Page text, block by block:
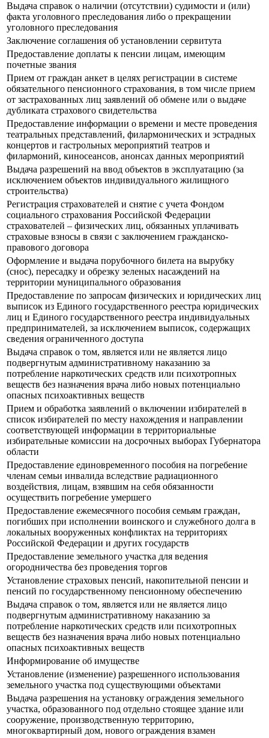
Выдача справок о наличии (отсутствии) судимости и (или)
факта уголовного преследования либо о прекращении
уголовного преследования
Заключение соглашения об установлении сервитута
Предоставление доплаты к пенсии лицам, имеющим
почетные звания
Прием от граждан анкет в целях регистрации в системе
обязательного пенсионного страхования, в том числе прием
от застрахованных лиц заявлений об обмене или о выдаче
дубликата страхового свидетельства
Предоставление информации о времени и месте проведения
театральных представлений, филармонических и эстрадных
концертов и гастрольных мероприятий театров и
филармоний, киносеансов, анонсах данных мероприятий
Выдача разрешений на ввод объектов в эксплуатацию (за
исключением объектов индивидуального жилищного
строительства)
Регистрация страхователей и снятие с учета Фондом
социального страхования Российской Федерации
страхователей – физических лиц, обязанных уплачивать
страховые взносы в связи с заключением гражданско-
правового договора
Оформление и выдача порубочного билета на вырубку
(снос), пересадку и обрезку зеленых насаждений на
территории муниципального образования
Предоставление по запросам физических и юридических лиц
выписок из Единого государственного реестра юридических
лиц и Единого государственного реестра индивидуальных
предпринимателей, за исключением выписок, содержащих
сведения ограниченного доступа
Выдача справок о том, является или не является лицо
подвергнутым административному наказанию за
потребление наркотических средств или психотропных
веществ без назначения врача либо новых потенциально
опасных психоактивных веществ
Прием и обработка заявлений о включении избирателей в
список избирателей по месту нахождения и направлении
соответствующей информации в территориальные
избирательные комиссии на досрочных выборах Губернатора
области
Предоставление единовременного пособия на погребение
членам семьи инвалида вследствие радиационного
воздействия, лицам, взявшим на себя обязанности
осуществить погребение умершего
Предоставление ежемесячного пособия семьям граждан,
погибших при исполнении воинского и служебного долга в
локальных вооруженных конфликтах на территориях
Российской Федерации и других государств
Предоставление земельного участка для ведения
огородничества без проведения торгов
Установление страховых пенсий, накопительной пенсии и
пенсий по государственному пенсионному обеспечению
Выдача справок о том, является или не является лицо
подвергнутым административному наказанию за
потребление наркотических средств или психотропных
веществ без назначения врача либо новых потенциально
опасных психоактивных веществ
Информирование об имуществе
Установление (изменение) разрешенного использования
земельного участка под существующими объектами
Выдача разрешения на установку ограждения земельного
участка, образованного под отдельно стоящее здание или
сооружение, производственную территорию,
многоквартирный дом, нового ограждения взамен